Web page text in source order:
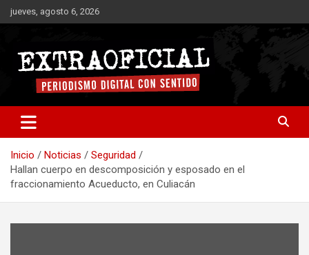
Saltar
al
jueves, agosto 6, 2026
Extraoficial
Inicio Noticias
Seguridad
Hallan cuerpo en descomposición y esposado en el
fraccionamiento Acueducto, en Culiacán